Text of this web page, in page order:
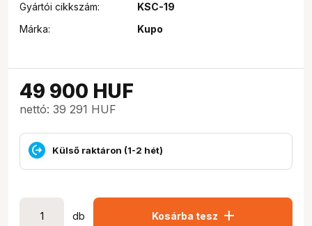
Gyártói cikkszám:
KSC-19
Márka:
Kupo
49 900 HUF
nettó: 39 291 HUF
Külső raktáron (1-2 hét)
db Kosárba tesz add